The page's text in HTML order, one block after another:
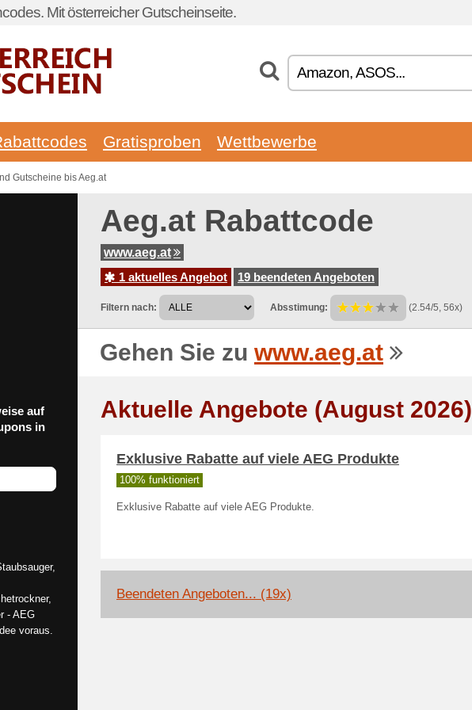
Mit österreicher Gutscheinseite.
Gratisproben Wettbewerbe
Gutscheine bis Aeg.at
Aeg.at Rabattcode
www.aeg.at
1 aktuelles Angebot
19 beendeten Angeboten
Filtern nach: Absstimung: (2.54/5, 56x)
Gehen Sie zu www.aeg.at
auf
in
- AEG
voraus.
Aktuelle Angebote (August 2026)
Exklusive Rabatte auf viele AEG Produkte
100% funktioniert
Exklusive Rabatte auf viele AEG Produkte.
Beendeten Angeboten... (19x)